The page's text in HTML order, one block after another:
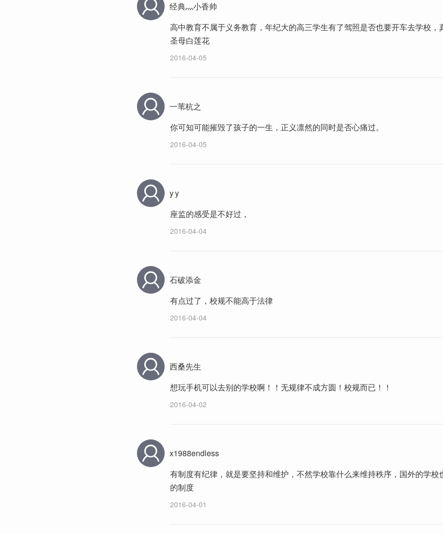
经典灬小香帅
高中教育不属于义务教育，年纪大的高三学生有了驾照是否也要开车去学校，
圣母白莲花
2016-04-05
一苇杭之
你可知可能摧毁了孩子的一生，正义凛然的同时是否心痛过。
2016-04-05
y y
座监的感受是不好过，
2016-04-04
石破添金
有点过了，校规不能高于法律
2016-04-04
西桑先生
想玩手机可以去别的学校啊！！无规律不成方圆！校规而已！！
2016-04-02
x1988endless
有制度有纪律，就是要坚持和维护，不然学校靠什么来维持秩序，国外的学校
的制度
2016-04-01